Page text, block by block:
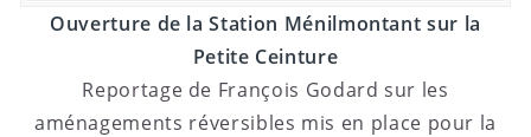
Ouverture de la Station Ménilmontant sur la
Petite Ceinture
Reportage de François Godard sur les
aménagements réversibles mis en place pour la